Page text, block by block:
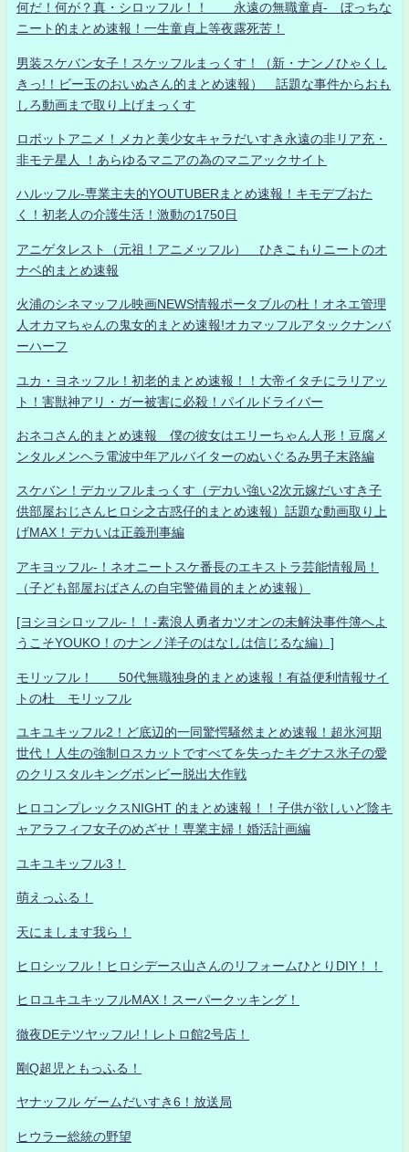
何だ！何が？真・シロッフル！！ 永遠の無職童貞- ぼっちな
ニート的まとめ速報！一生童貞上等夜露死苦！
男装スケバン女子！スケッフルまっくす！（新・ナンノひゃくし
きっ!！ビー玉のおいぬさん的まとめ速報） 話題な事件からおも
しろ動画まで取り上げまっくす
ロボットアニメ！メカと美少女キャラだいすき永遠の非リア充・
非モテ星人 ！あらゆるマニアの為のマニアックサイト
ハルッフル-専業主夫的YOUTUBERまとめ速報！キモデブおた
く！初老人の介護生活！激動の1750日
アニゲタレスト（元祖！アニメッフル） ひきこもりニートのオ
ナベ的まとめ速報
火浦のシネマッフル映画NEWS情報ポータブルの杜！オネエ管理
人オカマちゃんの鬼女的まとめ速報!オカマッフルアタックナンバ
ーハーフ
ユカ・ヨネッフル！初老的まとめ速報！！大帝イタチにラリアッ
ト！害獣神アリ・ガー被害に必殺！パイルドライバー
おネコさん的まとめ速報 僕の彼女はエリーちゃん人形！豆腐メ
ンタルメンヘラ電波中年アルバイターのぬいぐるみ男子末路編
スケバン！デカッフルまっくす（デカい強い2次元嫁だいすき子
供部屋おじさんヒロシ之古惑仔的まとめ速報）話題な動画取り上
げMAX！デカいは正義刑事編
アキヨッフル-！ネオニートスケ番長のエキストラ芸能情報局！
（子ども部屋おばさんの自宅警備員的まとめ速報）
[ヨシヨシロッフル-！！-素浪人勇者カツオンの未解決事件簿へよ
うこそYOUKO！のナンノ洋子のはなしは信じるな編）]
モリッフル！ 50代無職独身的まとめ速報！有益便利情報サイ
トの杜 モリッフル
ユキユキッフル2！ど底辺的一同驚愕騒然まとめ速報！超氷河期
世代！人生の強制ロスカットですべてを失ったキグナス氷子の愛
のクリスタルキングボンビー脱出大作戦
ヒロコンプレックスNIGHT 的まとめ速報！！子供が欲しいど陰キ
ャアラフィフ女子のめざせ！専業主婦！婚活計画編
ユキユキッフル3！
萌えっふる！
天にまします我ら！
ヒロシッフル！ヒロシデース山さんのリフォームひとりDIY！！
ヒロユキユキッフルMAX！スーパークッキング！
徹夜DEテツヤッフル!！レトロ館2号店！
剛Q超児ともっふる！
ヤナッフル ゲームだいすき6！放送局
ヒウラー総統の野望